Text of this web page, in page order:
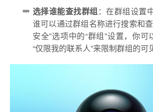
选择谁能查找群组：在群组设置
谁可以通过群组名称进行搜索和
安全”选项中的“群组”设置，你可
“仅限我的联系人”来限制群组的可